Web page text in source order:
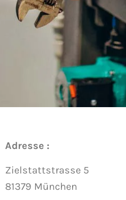
Adresse :
Zielstattstrasse 5
81379 München